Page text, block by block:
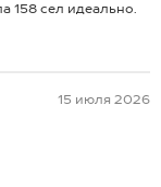
158 сел идеально.
15 июля 2026